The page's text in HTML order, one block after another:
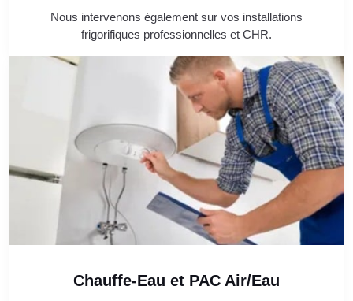
Nous intervenons également sur vos installations
frigorifiques professionnelles et CHR.
Chauffe-Eau et PAC Air/Eau